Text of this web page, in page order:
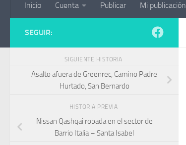
Inicio Cuenta Publicar Mi publicación
SEGUIR:
SIGUIENTE HISTORIA
Asalto afuera de Greenrec, Camino Padre
Hurtado, San Bernardo
HISTORIA PREVIA
Nissan Qashqai robada en el sector de
Barrio Italia – Santa Isabel